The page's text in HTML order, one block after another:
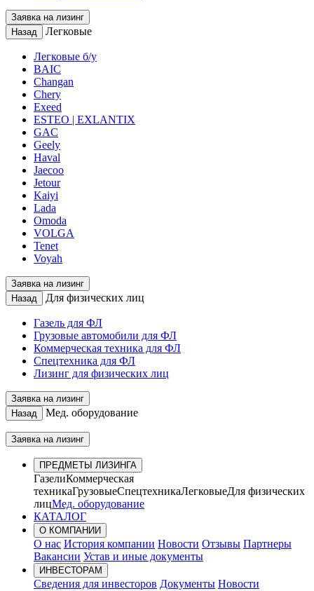
Заявка на лизинг
Назад
Легковые
Легковые б/у
BAIC
Changan
Chery
Exeed
ESTEO | EXLANTIX
GAC
Geely
Haval
Jaecoo
Jetour
Kaiyi
Lada
Omoda
VOLGA
Tenet
Voyah
Заявка на лизинг
Назад
Для физических лиц
Газель для ФЛ
Грузовые автомобили для ФЛ
Коммерческая техника для ФЛ
Спецтехника для ФЛ
Лизинг для физических лиц
Заявка на лизинг
Назад
Мед. оборудование
Заявка на лизинг
ПРЕДМЕТЫ ЛИЗИНГА
ГазелиКоммерческая
техникаГрузовыеСпецтехникаЛегковыеДля физических
лицМед. оборудование
КАТАЛОГ
О КОМПАНИИ
О нас История компании Новости Отзывы Партнеры
Вакансии Устав и иные документы
ИНВЕСТОРАМ
Сведения для инвесторов Документы Новости